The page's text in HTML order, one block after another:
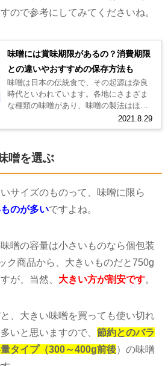
ので参考にしてみてくださいね。
味噌には賞味期限があるの？消費期限
との違いやおすすめの保存方法も
2021.8.29
味噌は日本の伝統食で、その起源は奈良
時代といわれています。各地にさまざま
な種類の味噌があり、味噌の製法はほと
んどが江戸時代に確立したと言われてい
ます。 それなら味噌って、冷蔵庫のな...
噌を選ぶ
サイズのものって、味噌に限ら
のが多いですよね。
噌の容量は小さいものなら個包装
ク商品から、大きいものだと750g
が、当然、 大きい方が割安です
、大きい味噌を買っても使い切れ
いと思いますので、 節約とのバラ
タイプ（300～400g前後）の味噌